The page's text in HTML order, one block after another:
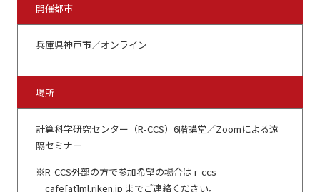
開催都市
兵庫県神戸市／オンライン
場所
計算科学研究センター（R-CCS）6階講堂／Zoomによる遠
隔セミナー
R-CCS外部の方で参加希望の場合は r-ccs-
cafe[at]ml.riken.jp までご連絡ください。